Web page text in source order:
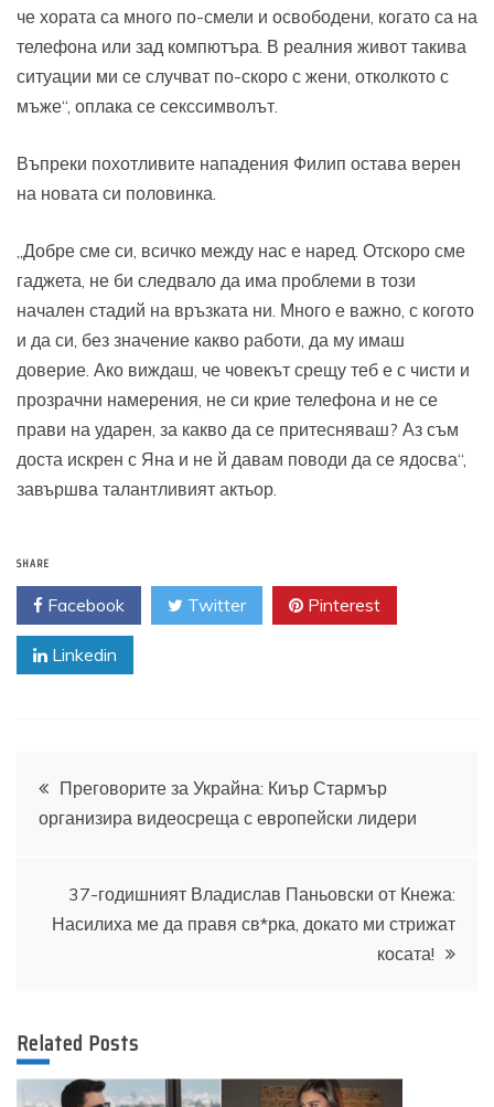
че хората са много по-смели и освободени, когато са на
телефона или зад компютъра. В реалния живот такива
ситуации ми се случват по-скоро с жени, отколкото с
мъже“, оплака се секссимволът.
Въпреки похотливите нападения Филип остава верен
на новата си половинка.
„Добре сме си, всичко между нас е наред. Отскоро сме
гаджета, не би следвало да има проблеми в този
начален стадий на връзката ни. Много е важно, с когото
и да си, без значение какво работи, да му имаш
доверие. Ако виждаш, че човекът срещу теб е с чисти и
прозрачни намерения, не си крие телефона и не се
прави на ударен, за какво да се притесняваш? Аз съм
доста искрен с Яна и не й давам поводи да се ядосва“,
завършва талантливият актьор.
SHARE
Facebook Twitter Pinterest
Linkedin
Навигация
Преговорите за Украйна: Киър Стармър
организира видеосреща с европейски лидери
37-годишният Владислав Паньовски от Кнежа:
Насилиха ме да правя св*рка, докато ми стрижат
косата!
Related Posts